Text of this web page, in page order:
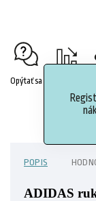
Opýtať sa
POPIS
ADIDAS